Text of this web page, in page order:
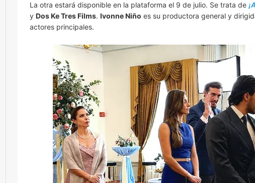
La otra estará disponible en la plataforma el 9 de julio. Se trata de
y Dos Ke Tres Films. Ivonne Niño es su productora general y
actores principales.